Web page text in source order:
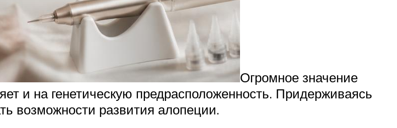
Огромное значение
и на генетическую предрасположенность. Придерживаясь
возможности развития алопеции.